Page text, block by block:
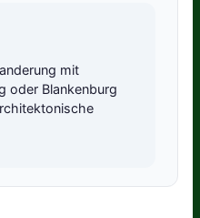
mit
oder Blankenburg